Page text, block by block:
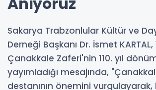
Sakarya Trabzonlular Kültür ve
Derneği Başkanı Dr. İsmet KARTAL,
Çanakkale Zaferi'nin 110. yıl
yayımladığı mesajında,
destanının önemini